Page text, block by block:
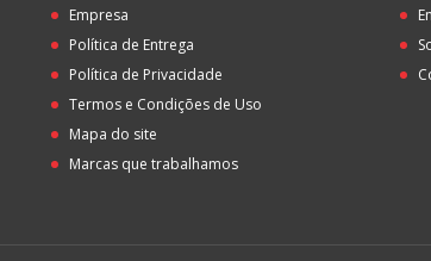
Empresa
Política de Entrega
Política de Privacidade
Termos e Condições de Uso
Mapa do site
Marcas que trabalhamos